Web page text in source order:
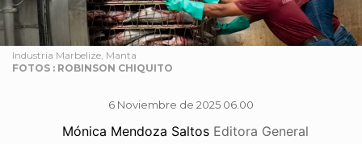
Industria Marbelize, Manta
FOTOS : ROBINSON CHIQUITO
6 Noviembre de 2025 06.00
Mónica Mendoza SaltosEditora General